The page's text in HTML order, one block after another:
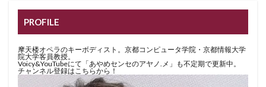
PROFILE
摩天楼オペラのキーボディスト。京都コンピュータ学院・京都情報大学
院大学客員教授。
Voicy&YouTubeにて「あやめセンセのアヤノ.メ」も不定期で更新中。
チャンネル登録はこちらから！